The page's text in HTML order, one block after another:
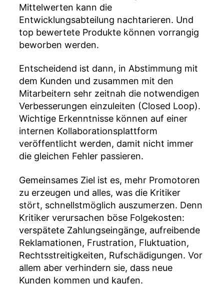
Mittelwerten kann die
Entwicklungsabteilung nachtarieren. Und
top bewertete Produkte können vorrangig
beworben werden.
Entscheidend ist dann, in Abstimmung mit
dem Kunden und zusammen mit den
Mitarbeitern sehr zeitnah die notwendigen
Verbesserungen einzuleiten (Closed Loop).
Wichtige Erkenntnisse können auf einer
internen Kollaborationsplattform
veröffentlicht werden, damit nicht immer
die gleichen Fehler passieren.
Gemeinsames Ziel ist es, mehr Promotoren
zu erzeugen und alles, was die Kritiker
stört, schnellstmöglich auszumerzen. Denn
Kritiker verursachen böse Folgekosten:
verspätete Zahlungseingänge, aufreibende
Reklamationen, Frustration, Fluktuation,
Rechtsstreitigkeiten, Rufschädigungen. Vor
allem aber verhindern sie, dass neue
Kunden kommen und kaufen.